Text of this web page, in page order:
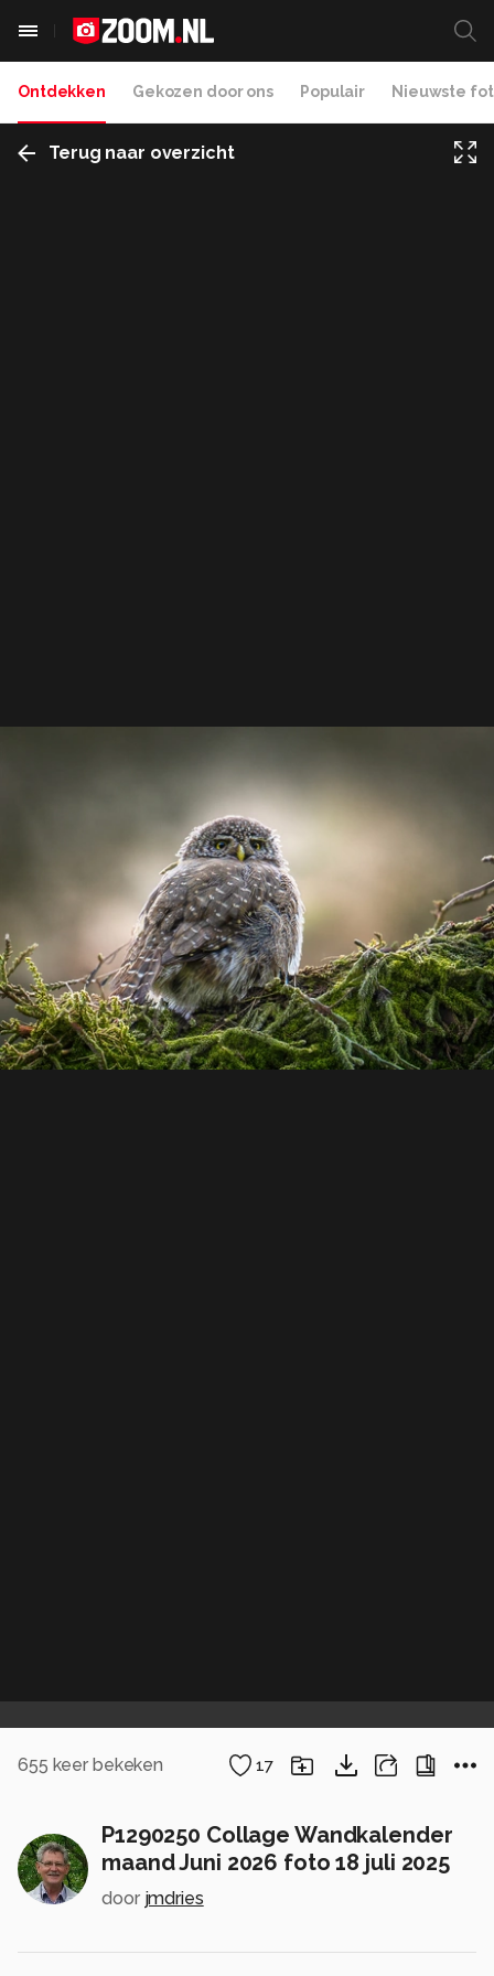
Ontdekken Gekozen door ons Populair Nieuwste
Terug naar overzicht
655 keer bekeken 17
P1290250 Collage Wandkalender
maand Juni 2026 foto 18 juli 2025
door jmdries